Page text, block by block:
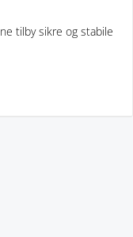
tilby sikre og stabile